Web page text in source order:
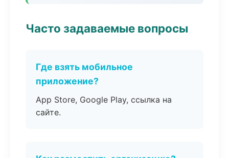
Часто задаваемые вопросы
Где взять мобильное
приложение?
App Store, Google Play, ссылка на
сайте.